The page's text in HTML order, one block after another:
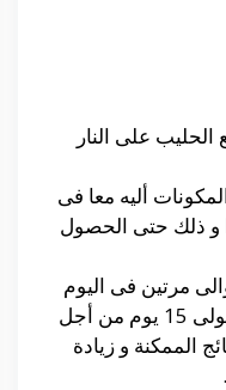
على النار
أليه معا فى
و ذلك حتى الحصول
مرتين فى اليوم
الواحد لمدة تصل إلى حولى 15 يوم من أجل
الممكنة و زيادة